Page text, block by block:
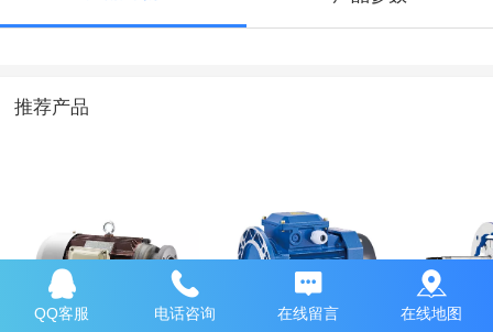
推荐产品
四大系列专用电机
YD系列高效率三相
高温烘
QQ客服 电话咨询 在线留言 在线地图